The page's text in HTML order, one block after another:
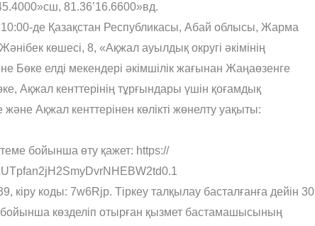
81.36’16.6600»вд.
де Қазақстан Республикасы, Абай облысы, Жарма
көшесі, 8, «Ақжал ауылдық округі әкімінің
елді мекендері әкімшілік жағынан Жаңаөзенге
Ақжал кенттерінің тұрғындары үшін қоғамдық
Ақжал кенттерінен көлікті жөнелту уақыты:
бойынша өту қажет: https://
коды: 7w6Rjp. Тіркеу талқылау басталғанға дейін 30
көзделіп отырған қызмет бастамашысының